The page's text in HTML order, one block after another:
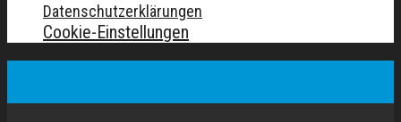
Datenschutzerklärungen
Cookie-Einstellungen